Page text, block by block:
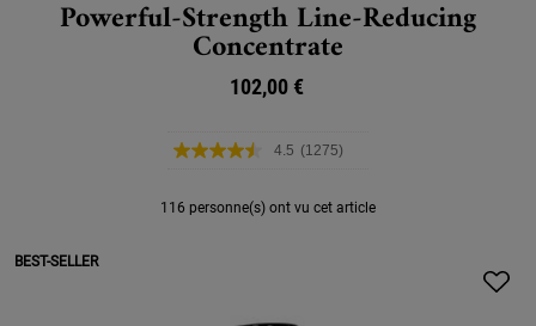
Powerful-Strength Line-Reducing
Concentrate
102,00 €
4.5 Lire
avis.
Lien
(1275)
116 personne(s) ont vu cet article
BEST-SELLER